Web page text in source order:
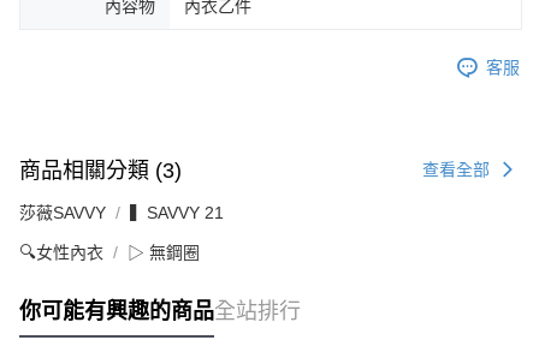
內容物 內衣乙件
客服
商品相關分類 (3) 查看全部
莎薇SAVVY ▍SAVVY 21
🔍女性內衣 ▷ 無鋼圈
你可能有興趣的商品全站排行